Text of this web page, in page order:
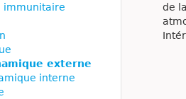
de
externe
interne
animale
végétale
immunitaire
externe
interne